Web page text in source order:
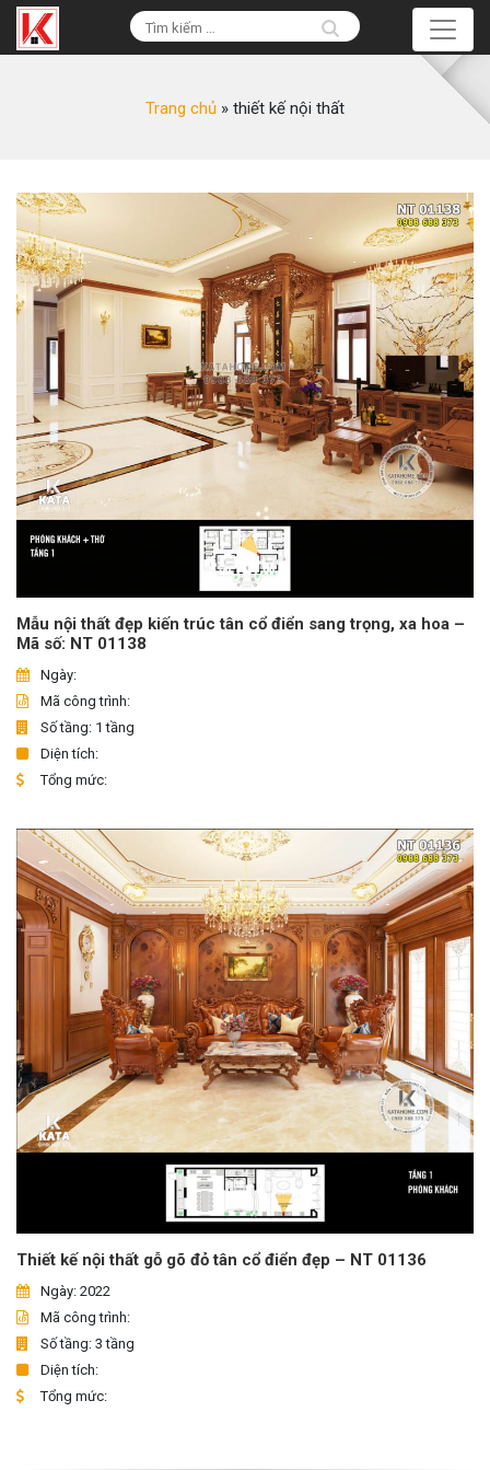
Trang chủ » thiết kế nội thất
Mẫu nội thất đẹp kiến trúc tân cổ điển sang trọng, xa hoa –
Mã số: NT 01138
Ngày:
Mã công trình:
Số tầng: 1 tầng
Diện tích:
Tổng mức:
Thiết kế nội thất gỗ gõ đỏ tân cổ điển đẹp – NT 01136
Ngày: 2022
Mã công trình:
Số tầng: 3 tầng
Diện tích:
Tổng mức: